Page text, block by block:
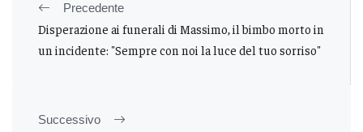
Precedente
Disperazione ai funerali di Massimo, il bimbo morto in
un incidente: "Sempre con noi la luce del tuo sorriso"
Successivo